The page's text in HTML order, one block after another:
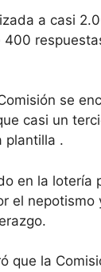
a casi
se
casi un
plantilla .
en la lotería
el
que la